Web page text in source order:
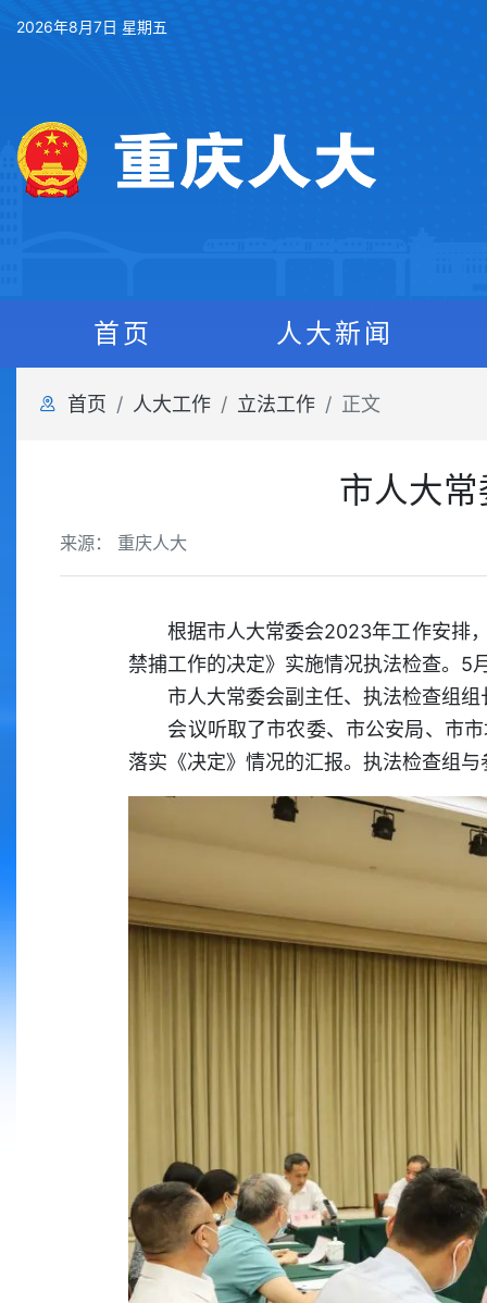
2026年8月7日 星期五
首页 人大新闻
首页 人大工作 立法工作 正文
市人大
来源： 重庆人大
根据市人大常委会2023年工作安排，
禁捕工作的决定》实施情况执法检查。5
市人大常委会副主任、执法检查组组
会议听取了市农委、市公安局、市市
落实《决定》情况的汇报。执法检查组